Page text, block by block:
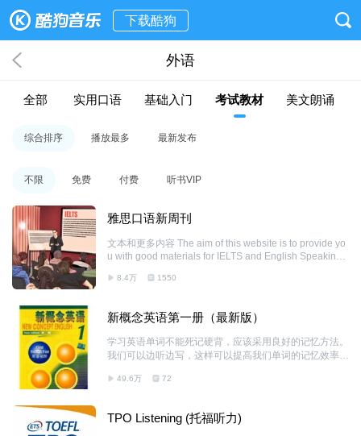
下载酷狗
外语
全部 实用口语 基础入门 考试教材 美文朗诵
综合排序 播放最多 最新发布
不限 免费 付费 听书VIP
雅思口语新周刊
文本和更多内容 The aim of this website is to provide yo
u with good materials for IELTS and English Speaking.
8.4万 1550
新概念英语第一册（最新版）
学习英语单词不能死记硬背，应该采用良好的记忆方法。
我们可以边听边写，这样可以提高我们单词的记忆效率。
在学习过程中不认识的单词，我们一定要及时查字典，记
49.6万 72
TPO Listening (托福听力)